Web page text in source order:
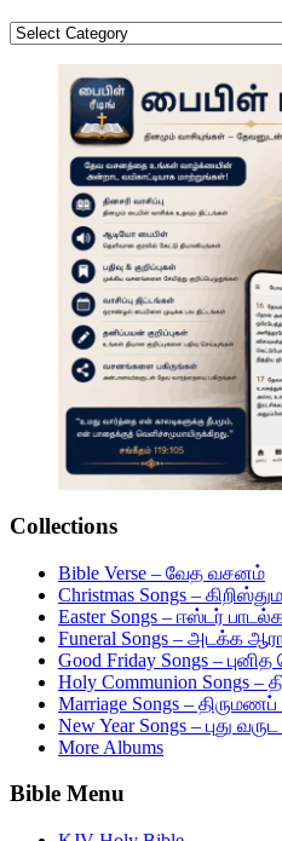
Categories
Collections
Bible Verse – வேத வசனம்
Christmas Songs –
Easter Songs – ஈஸ்டர்
Funeral Songs – அடக்க
Good Friday Songs –
Holy Communion Songs –
Marriage Songs –
New Year Songs – புது
More Albums
Bible Menu